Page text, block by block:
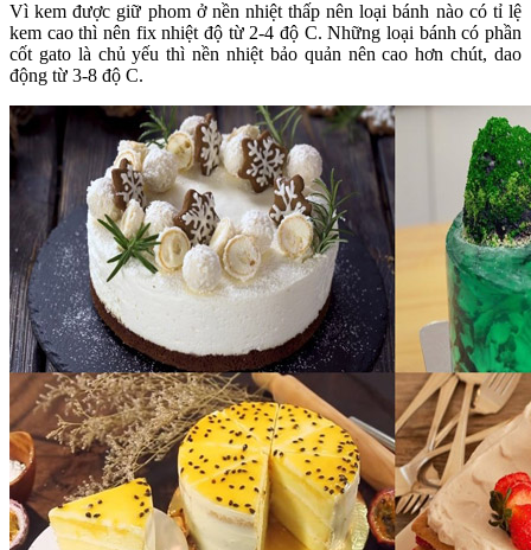
Vì kem được giữ phom ở nền nhiệt thấp nên loại bánh nào có tỉ lệ
kem cao thì nên fix nhiệt độ từ 2-4 độ C. Những loại bánh có phần
cốt gato là chủ yếu thì nền nhiệt bảo quản nên cao hơn chút, dao
động từ 3-8 độ C.